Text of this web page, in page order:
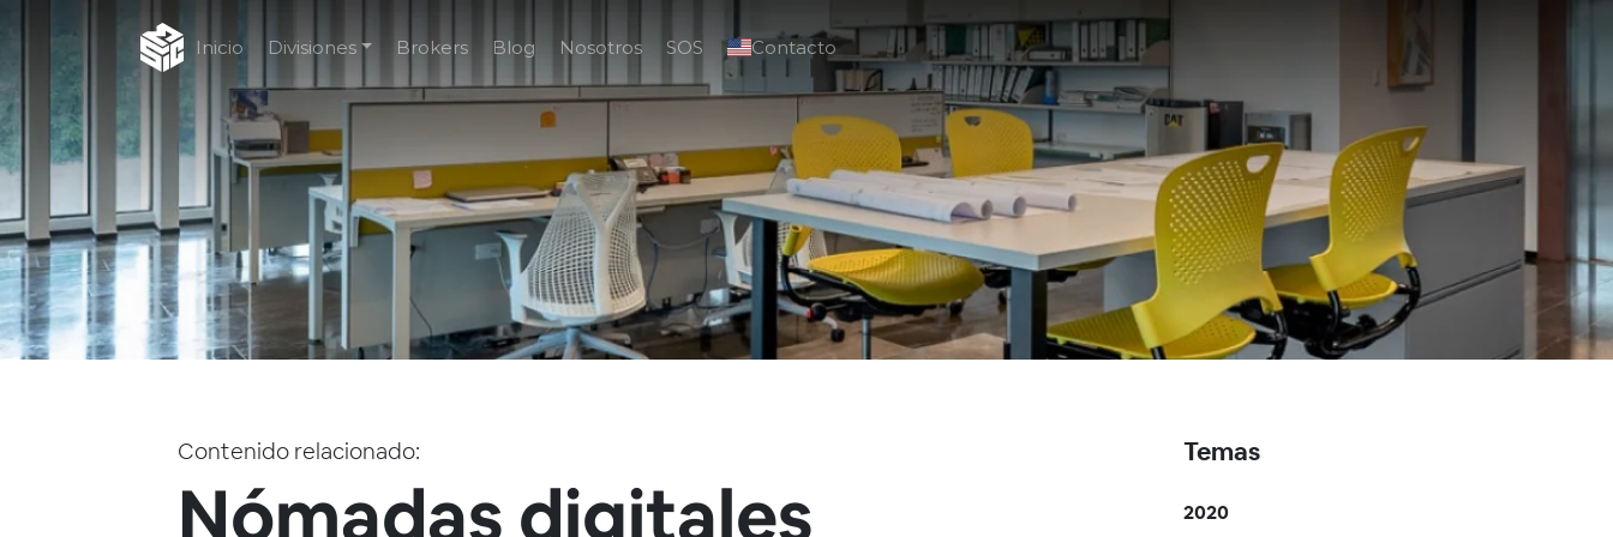
Inicio Divisiones Brokers Blog Nosotros SOS Contacto
Contenido relacionado:
Nómadas digitales
Temas
2020